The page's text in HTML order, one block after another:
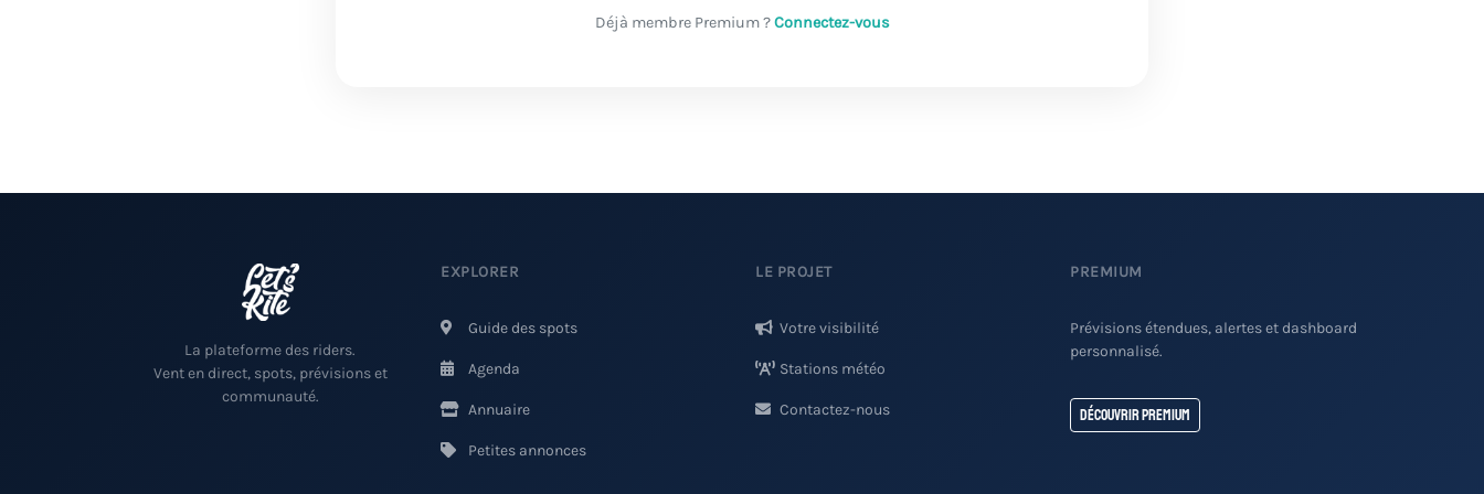
Déjà membre Premium ?Connectez-vous
La plateforme des riders.
Vent en direct, spots, prévisions et
communauté.
EXPLORER
Guide des spots
Agenda
Annuaire
Petites annonces
LE PROJET
Votre visibilité
Stations météo
Contactez-nous
PREMIUM
Prévisions étendues, alertes et dashboard
personnalisé.
Découvrir Premium